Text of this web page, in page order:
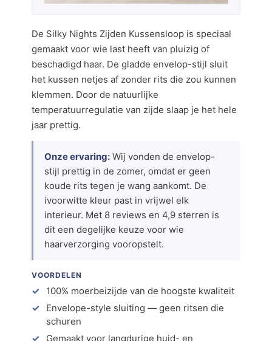
De Silky Nights Zijden Kussensloop is speciaal
gemaakt voor wie last heeft van pluizig of
beschadigd haar. De gladde envelop-stijl sluit
het kussen netjes af zonder rits die zou kunnen
klemmen. Door de natuurlijke
temperatuurregulatie van zijde slaap je het hele
jaar prettig.
Onze ervaring: Wij vonden de envelop-
stijl prettig in de zomer, omdat er geen
koude rits tegen je wang aankomt. De
ivoorwitte kleur past in vrijwel elk
interieur. Met 8 reviews en 4,9 sterren is
dit een degelijke keuze voor wie
haarverzorging vooropstelt.
VOORDELEN
100% moerbeizijde van de hoogste kwaliteit
Envelope-style sluiting — geen ritsen die
schuren
Gemaakt voor langdurige huid- en